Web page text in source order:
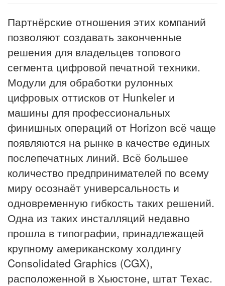
Партнёрские отношения этих компаний
позволяют создавать законченные
решения для владельцев топового
сегмента цифровой печатной техники.
Модули для обработки рулонных
цифровых оттисков от Hunkeler и
машины для профессиональных
финишных операций от Horizon всё чаще
появляются на рынке в качестве единых
послепечатных линий. Всё большее
количество предпринимателей по всему
миру осознаёт универсальность и
одновременную гибкость таких решений.
Одна из таких инсталляций недавно
прошла в типографии, принадлежащей
крупному американскому холдингу
Consolidated Graphics (CGX),
расположенной в Хьюстоне, штат Техас.